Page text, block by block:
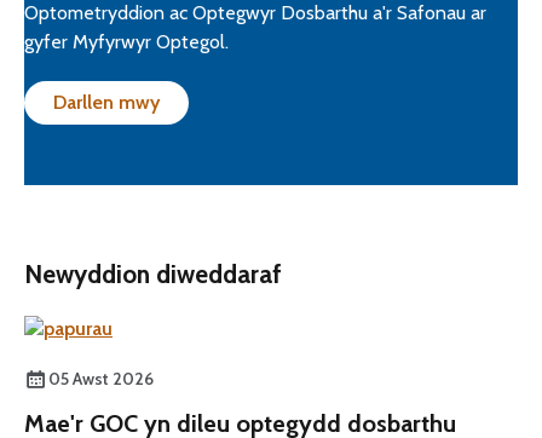
Optometryddion ac Optegwyr Dosbarthu a'r Safonau ar
gyfer Myfyrwyr Optegol.
Darllen mwy
Newyddion diweddaraf
05 Awst 2026
Mae'r GOC yn dileu optegydd dosbarthu